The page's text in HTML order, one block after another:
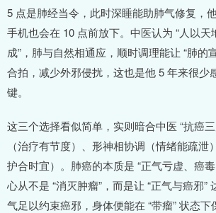
5 点是肺经当令，此时深睡能助肺气修复，
手机也会在 10 点前放下。中医认为 “人以
成”，肺与自然相通应，顺时调理能让 “肺的
合拍，减少外邪侵扰，这也是他 5 年来很少
键。
这三个选择看似简单，实则暗合中医 “抗癌
（治疗有节度）、形神相协调（情绪能疏泄
护合时宜）。肺癌的本质是 “正气亏虚、癌
心从不是 “消灭肿瘤”，而是让 “正气与癌邪
气足以约束癌邪，身体便能在 “带瘤” 状态